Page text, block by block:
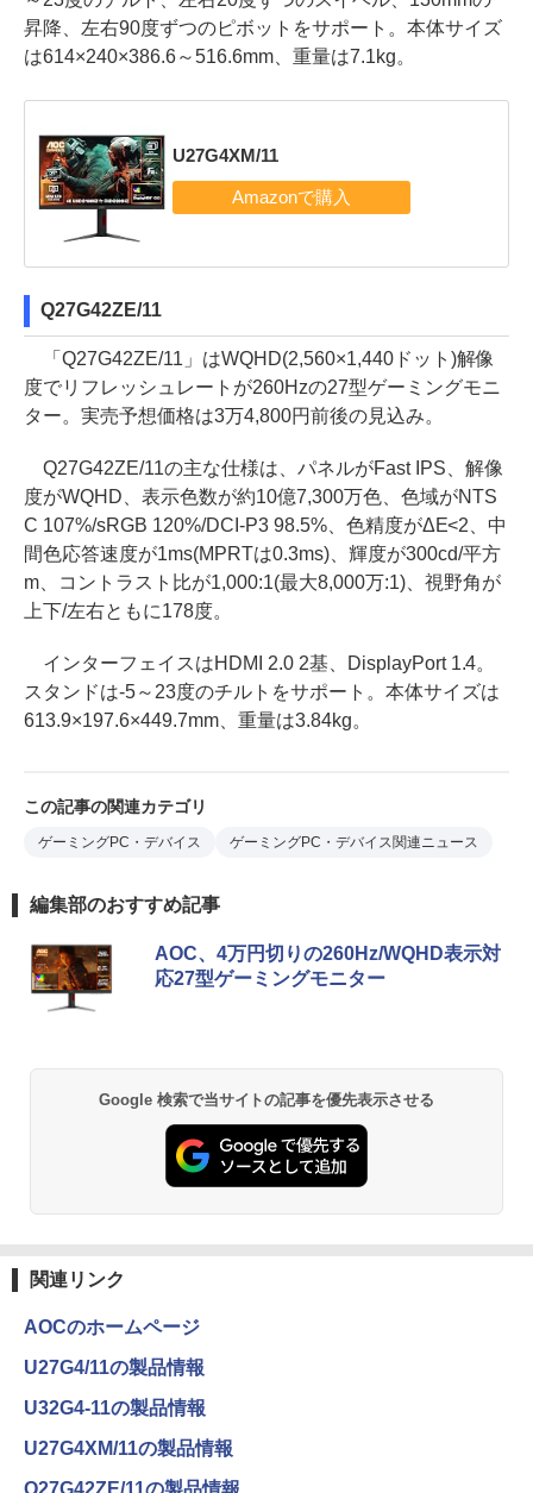
昇降、左右90度ずつのピボットをサポート。本体サイズ
は614×240×386.6～516.6mm、重量は7.1kg。
U27G4XM/11
Q27G42ZE/11
「Q27G42ZE/11」はWQHD(2,560×1,440ドット)解像
度でリフレッシュレートが260Hzの27型ゲーミングモニ
ター。実売予想価格は3万4,800円前後の見込み。
Q27G42ZE/11の主な仕様は、パネルがFast IPS、解像
度がWQHD、表示色数が約10億7,300万色、色域がNTS
C 107%/sRGB 120%/DCI-P3 98.5%、色精度がΔE<2、中
間色応答速度が1ms(MPRTは0.3ms)、輝度が300cd/平方
m、コントラスト比が1,000:1(最大8,000万:1)、視野角が
上下/左右ともに178度。
インターフェイスはHDMI 2.0 2基、DisplayPort 1.4。
スタンドは-5～23度のチルトをサポート。本体サイズは
613.9×197.6×449.7mm、重量は3.84kg。
この記事の関連カテゴリ
ゲーミングPC・デバイス ゲーミングPC・デバイス関連ニュース
編集部のおすすめ記事
AOC、4万円切りの260Hz/WQHD表示対
応27型ゲーミングモニター
Google 検索で当サイトの記事を優先表示させる
関連リンク
AOCのホームページ
U27G4/11の製品情報
U32G4-11の製品情報
U27G4XM/11の製品情報